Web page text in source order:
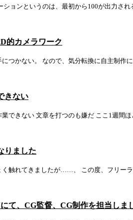
ションというのは、最初から100が出力さ
的カメラワーク
つかない。 なので、気分転換に自主制作
きない
できない 文章を打つのも嫌だ ここ1週間
りました
く触れてきましたが……、 この度、フリー
て、CG監督、CG制作を担当しま